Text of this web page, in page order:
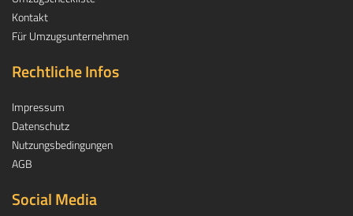
Kontakt
Für Umzugsunternehmen
Rechtliche Infos
Impressum
Datenschutz
Nutzungsbedingungen
AGB
Social Media